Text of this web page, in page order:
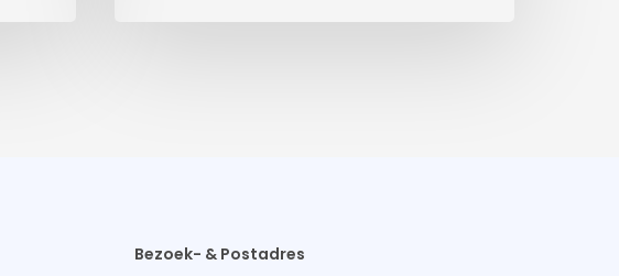
Bezoek- & Postadres